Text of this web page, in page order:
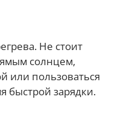
Не стоит
солнцем,
или пользоваться
быстрой зарядки.